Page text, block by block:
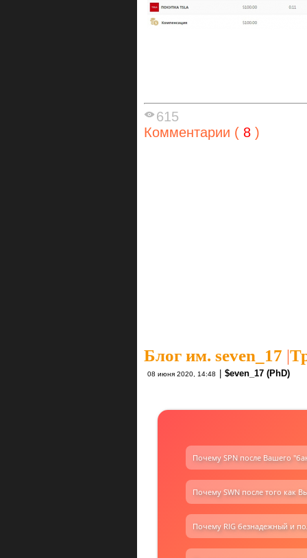
615
Комментарии ( 8 )
Блог им. seven_17 |
08 июня 2020, 14:48 | $even_17 (PhD)
Почему SPN после Вашего
Почему SWN после того как
Почему RIG безнадежный и